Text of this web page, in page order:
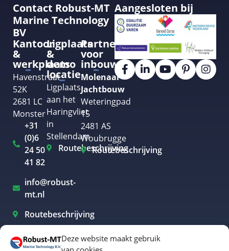
Deze website maakt gebruik
Contact Robust-MT
Marine Technology
BV
Kantoor
&
werkplaats
Havenstraat
52K
2681 LC
Monster
+31
(0)6
24 50
41 82
info@robust-
mt.nl
Routebeschrijving
Ligplaats
&
demo
locatie
Ligplaats
aan het
Haringvliet
in
Stellendam
Routebeschrijving
Partner
voor
inbouw
Molenaar
Jachtbouw
Weteringpad
15
2481 AS
Woubrugge
Routebeschrijving
Aangesloten bij